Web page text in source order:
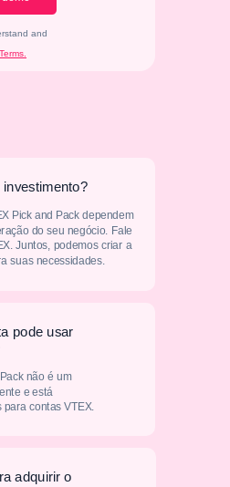
and
adquirir o
pode usar
não é um
e está
contas VTEX.
Pick and Pack dependem
do seu negócio. Fale
Juntos, podemos criar a
suas necessidades.